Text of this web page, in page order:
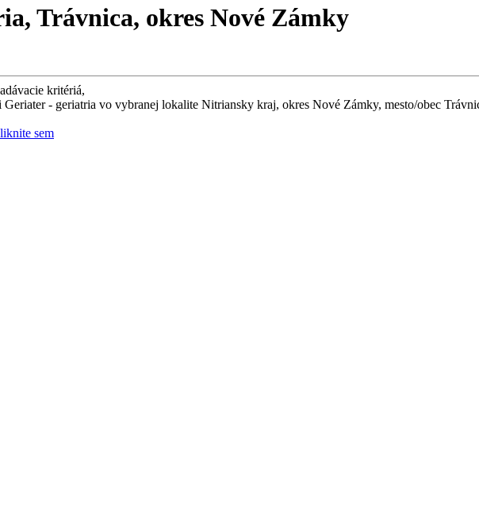
Trávnica, okres Nové Zámky
kritériá,
- geriatria vo vybranej lokalite Nitriansky kraj, okres Nové Zámky, mesto/obec
sem